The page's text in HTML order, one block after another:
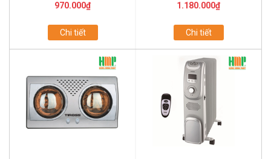
970.000₫
Chi tiết
1.180.000₫
Chi tiết